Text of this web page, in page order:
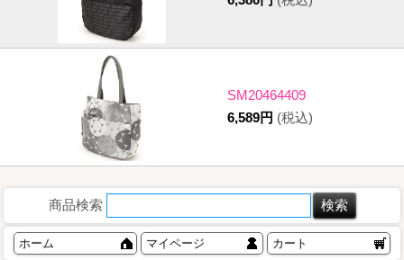
SM20464409
6,589円 (税込)
商品検索
ホーム マイページ カート